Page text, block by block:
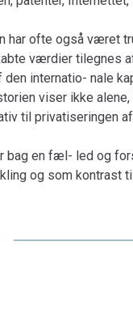
ofte også været
værdier tilegnes
internatio- nale
viser ikke
til privatiseringen
en fæl- led og
og som kontrast